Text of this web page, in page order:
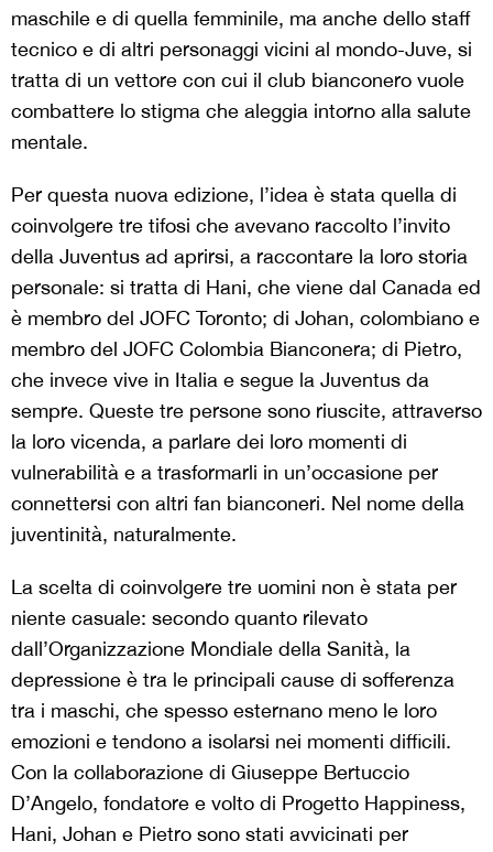
maschile e di quella femminile, ma anche dello staff
tecnico e di altri personaggi vicini al mondo-Juve, si
tratta di un vettore con cui il club bianconero vuole
combattere lo stigma che aleggia intorno alla salute
mentale.
Per questa nuova edizione, l’idea è stata quella di
coinvolgere tre tifosi che avevano raccolto l’invito
della Juventus ad aprirsi, a raccontare la loro storia
personale: si tratta di Hani, che viene dal Canada ed
è membro del JOFC Toronto; di Johan, colombiano e
membro del JOFC Colombia Bianconera; di Pietro,
che invece vive in Italia e segue la Juventus da
sempre. Queste tre persone sono riuscite, attraverso
la loro vicenda, a parlare dei loro momenti di
vulnerabilità e a trasformarli in un’occasione per
connettersi con altri fan bianconeri. Nel nome della
juventinità, naturalmente.
La scelta di coinvolgere tre uomini non è stata per
niente casuale: secondo quanto rilevato
dall’Organizzazione Mondiale della Sanità, la
depressione è tra le principali cause di sofferenza
tra i maschi, che spesso esternano meno le loro
emozioni e tendono a isolarsi nei momenti difficili.
Con la collaborazione di Giuseppe Bertuccio
D’Angelo, fondatore e volto di Progetto Happiness,
Hani, Johan e Pietro sono stati avvicinati per